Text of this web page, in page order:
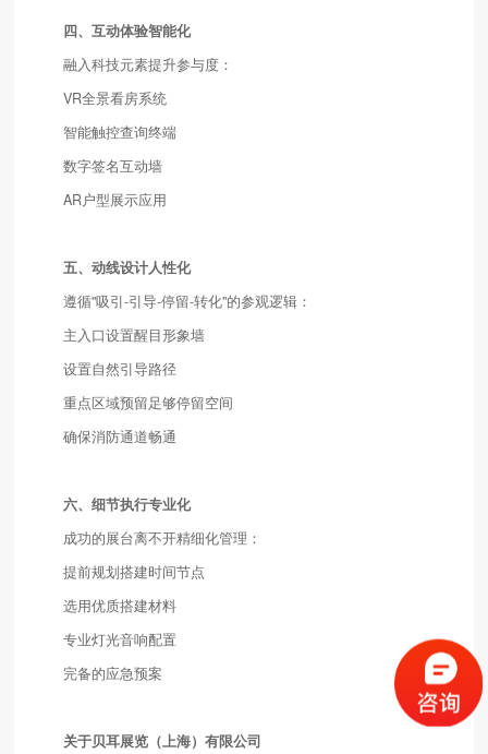
四、互动体验智能化
融入科技元素提升参与度：
VR全景看房系统
智能触控查询终端
数字签名互动墙
AR户型展示应用
五、动线设计人性化
遵循"吸引-引导-停留-转化"的参观逻辑：
主入口设置醒目形象墙
设置自然引导路径
重点区域预留足够停留空间
确保消防通道畅通
六、细节执行专业化
成功的展台离不开精细化管理：
提前规划搭建时间节点
选用优质搭建材料
专业灯光音响配置
完备的应急预案
关于贝耳展览（上海）有限公司